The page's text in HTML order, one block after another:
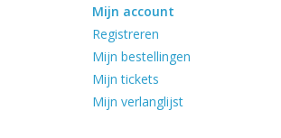
Mijn account
Registreren
Mijn bestellingen
Mijn tickets
Mijn verlanglijst